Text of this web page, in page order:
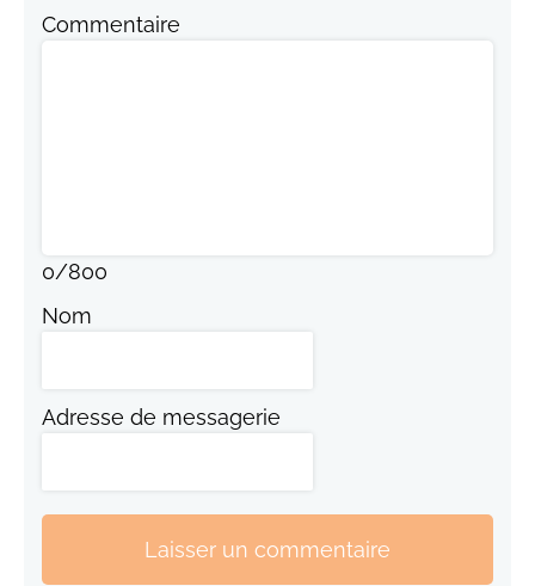
Commentaire
0/800
Nom
Adresse de messagerie
Laisser un commentaire